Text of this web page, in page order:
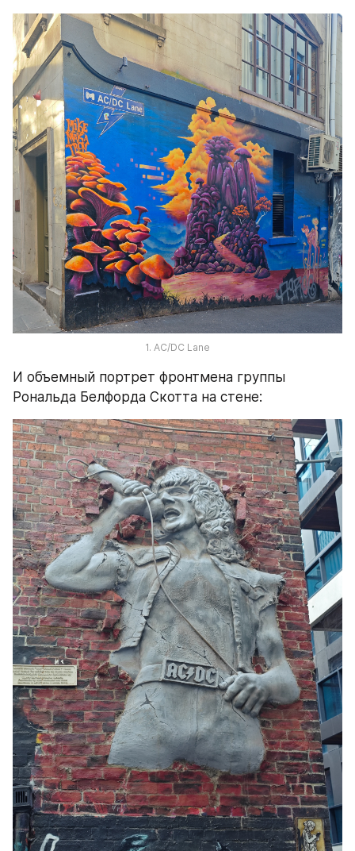
1. AC/DC Lane
И объемный портрет фронтмена группы
Рональда Белфорда Скотта на стене: